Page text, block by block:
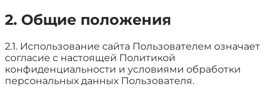
2. Общие положения
2.1. Использование сайта Пользователем означает
согласие с настоящей Политикой
конфиденциальности и условиями обработки
персональных данных Пользователя.